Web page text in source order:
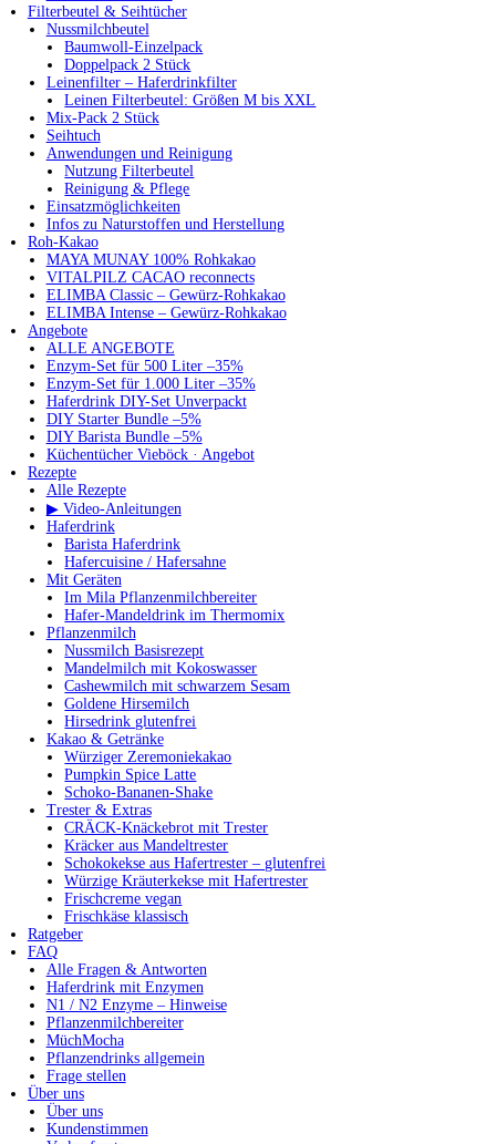
Filterbeutel & Seihtücher
Nussmilchbeutel
Baumwoll-Einzelpack
Doppelpack 2 Stück
Leinenfilter – Haferdrinkfilter
Leinen Filterbeutel: Größen M bis XXL
Mix-Pack 2 Stück
Seihtuch
Anwendungen und Reinigung
Nutzung Filterbeutel
Reinigung & Pflege
Einsatzmöglichkeiten
Infos zu Naturstoffen und Herstellung
Roh-Kakao
MAYA MUNAY 100% Rohkakao
VITALPILZ CACAO reconnects
ELIMBA Classic – Gewürz-Rohkakao
ELIMBA Intense – Gewürz-Rohkakao
Angebote
ALLE ANGEBOTE
Enzym-Set für 500 Liter –35%
Enzym-Set für 1.000 Liter –35%
Haferdrink DIY-Set Unverpackt
DIY Starter Bundle –5%
DIY Barista Bundle –5%
Küchentücher Vieböck · Angebot
Rezepte
Alle Rezepte
▶ Video-Anleitungen
Haferdrink
Barista Haferdrink
Hafercuisine / Hafersahne
Mit Geräten
Im Mila Pflanzenmilchbereiter
Hafer-Mandeldrink im Thermomix
Pflanzenmilch
Nussmilch Basisrezept
Mandelmilch mit Kokoswasser
Cashewmilch mit schwarzem Sesam
Goldene Hirsemilch
Hirsedrink glutenfrei
Kakao & Getränke
Würziger Zeremoniekakao
Pumpkin Spice Latte
Schoko-Bananen-Shake
Trester & Extras
CRÄCK-Knäckebrot mit Trester
Kräcker aus Mandeltrester
Schokokekse aus Hafertrester – glutenfrei
Würzige Kräuterkekse mit Hafertrester
Frischcreme vegan
Frischkäse klassisch
Ratgeber
FAQ
Alle Fragen & Antworten
Haferdrink mit Enzymen
N1 / N2 Enzyme – Hinweise
Pflanzenmilchbereiter
MüchMocha
Pflanzendrinks allgemein
Frage stellen
Über uns
Über uns
Kundenstimmen